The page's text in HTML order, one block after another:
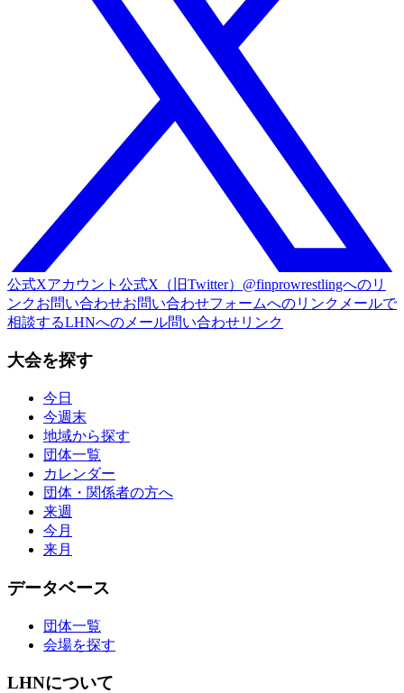
公式Xアカウント 公式X（旧Twitter）@finprowrestlingへのリ
ンクお問い合わせお問い合わせフォームへのリンク メールで
相談するLHNへのメール問い合わせリンク
大会を探す
今日
今週末
地域から探す
団体一覧
カレンダー
団体・関係者の方へ
来週
今月
来月
データベース
団体一覧
会場を探す
LHNについて